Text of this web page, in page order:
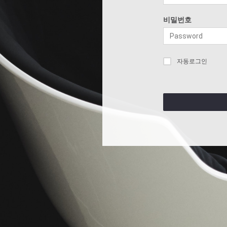
비밀번호
자동로그인